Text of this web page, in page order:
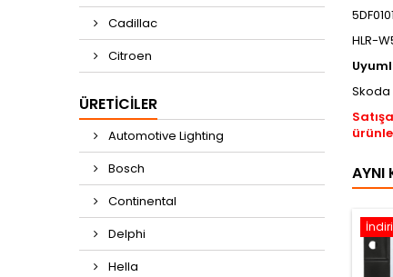
Cadillac
Citroen
ÜRETICILER
Automotive Lighting
Bosch
Continental
Delphi
Hella
HLR-
Skoda
AYNI